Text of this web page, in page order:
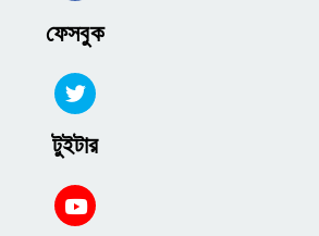
পূজা হয় এই সময়ে। ১০৮টি মাটির প্রদীপ
করা হয় দেবীর চরণে। আর ঠিক এই কারণে পূজার
করা হয়েছে। বুধবার মহাষষ্ঠীর মধ্য দিয়ে শুরু হওয়া
আগামীকাল রোববার বিজয়া দশমীতে প্রতিমা বিসর্জনের
মহানবমী ও দশমী পূজা একই দিন পড়েছে। মহানবমী
ফেসবুক
টুইটার